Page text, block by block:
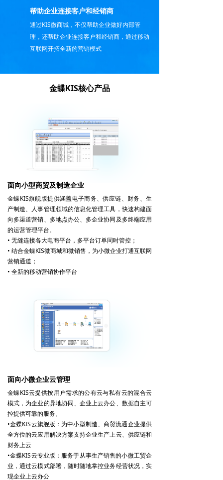
金蝶KIS核心产品
金蝶KIS云提供按用户需求的公有云与私有云的混合云
模式，为企业的异地协同、企业上云办公、数据自主可
控提供可靠的服务。
•金蝶KIS云旗舰版：为中小型制造、商贸流通企业提供
全方位的云应用解决方案支持企业生产上云、供应链和
财务上云
•金蝶KIS云专业版：服务于从事生产销售的小微工贸企
业，通过云模式部署，随时随地掌控业务经营状况，实
现企业上云办公
面向小微企业云管理
金蝶KIS旗舰版提供涵盖电子商务、供应链、财务、生
产制造、人事管理领域的信息化管理工具，快速构建面
向多渠道营销、多地点办公、多企业协同及多终端应用
的运营管理平台。
• 无缝连接各大电商平台，多平台订单同时管控；
• 结合金蝶KIS微商城和微销售，为小微企业打通互联网
营销通道；
• 全新的移动营销协作平台
面向小型商贸及制造企业
帮助企业连接客户和经销商
通过KIS微商城，不仅帮助企业做好内部管
理，还帮助企业连接客户和经销商，通过移动
互联网开拓全新的营销模式